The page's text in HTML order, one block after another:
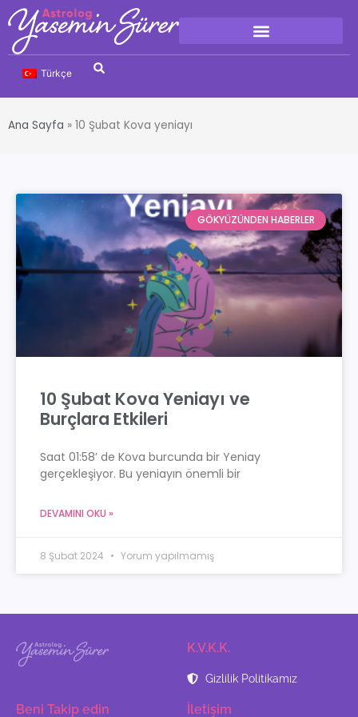
Türkçe
Ana Sayfa » 10 Şubat Kova yeniayı
GÖKYÜZÜNDEN HABERLER
10 Şubat Kova Yeniayı ve
Burçlara Etkileri
Saat 01:58’ de Kova burcunda bir Yeniay
gerçekleşiyor. Bu yeniayın önemli bir
DEVAMINI OKU »
8 Şubat 2024 Yorum yapılmamış
K.V.K.K.
Gizlilik Politikamız
Beni Takip edin İletişim